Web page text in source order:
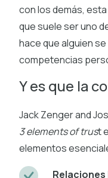
con los demás,
que suele ser uno
hace que alguien
competencias
Y es que la
Jack Zenger and
3 elements of trust
elementos